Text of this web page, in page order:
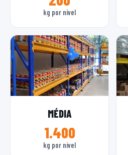
kg por nível
MÉDIA
1.400
kg por nível